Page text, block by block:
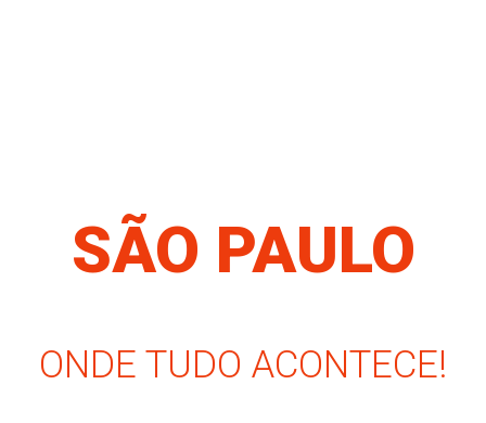
SÃO PAULO
ONDE TUDO ACONTECE!